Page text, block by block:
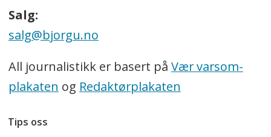
Salg:
salg@bjorgu.no
All journalistikk er basert på Vær varsom-
plakaten og Redaktørplakaten
Tips oss